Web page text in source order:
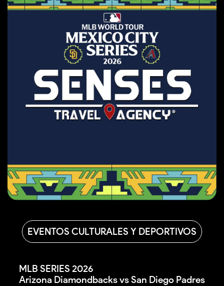
EVENTOS CULTURALES Y DEPORTIVOS
MLB SERIES 2026<br />Arizona Diamondbacks